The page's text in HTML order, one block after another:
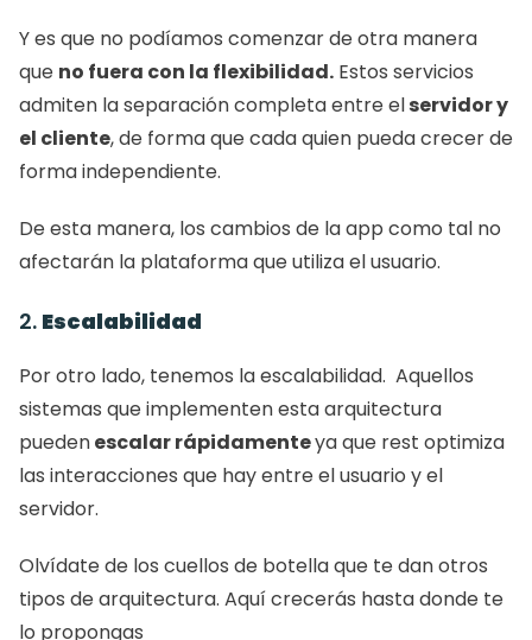
Y es que no podíamos comenzar de otra manera
que no fuera con la flexibilidad. Estos servicios
admiten la separación completa entre el servidor y
el cliente, de forma que cada quien pueda crecer de
forma independiente.
De esta manera, los cambios de la app como tal no
afectarán la plataforma que utiliza el usuario.
2. Escalabilidad
Por otro lado, tenemos la escalabilidad.  Aquellos
sistemas que implementen esta arquitectura
pueden escalar rápidamente ya que rest optimiza
las interacciones que hay entre el usuario y el
servidor.
Olvídate de los cuellos de botella que te dan otros
tipos de arquitectura. Aquí crecerás hasta donde te
lo propongas